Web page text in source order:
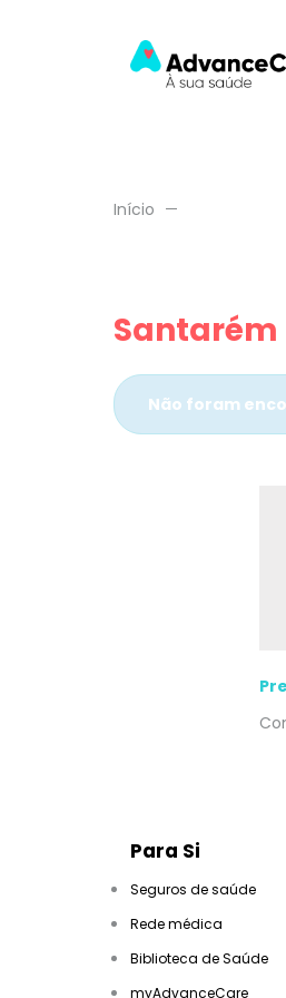
Início
Santarém
Não foram
Para Si
Seguros de saúde
Rede médica
Biblioteca de Saúde
myAdvanceCare